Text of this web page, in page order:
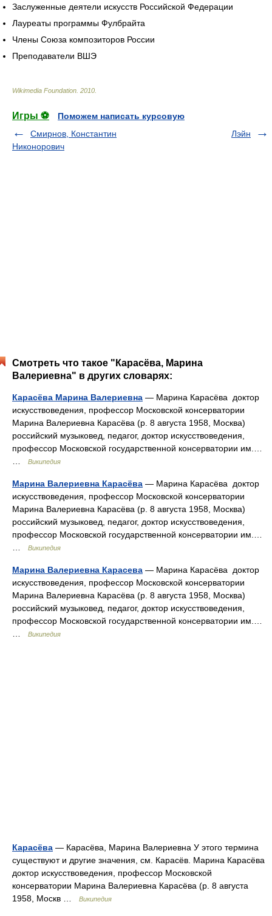
Заслуженные деятели искусств Российской Федерации
Лауреаты программы Фулбрайта
Члены Союза композиторов России
Преподаватели ВШЭ
Wikimedia Foundation 2010
Игры ⚽
Поможем написать курсовую
Смирнов, Константин
Никонорович
Лэйн
Смотреть что такое "Карасёва, Марина
Валериевна" в других словарях:
Карасёва Марина Валериевна — Марина Карасёва доктор
искусствоведения, профессор Московской консерватории
Марина Валериевна Карасёва (р. 8 августа 1958, Москва)
российский музыковед, педагог, доктор искусствоведения,
профессор Московской государственной консерватории им.…
…
Википедия
Марина Валериевна Карасёва — Марина Карасёва доктор
искусствоведения, профессор Московской консерватории
Марина Валериевна Карасёва (р. 8 августа 1958, Москва)
российский музыковед, педагог, доктор искусствоведения,
профессор Московской государственной консерватории им.…
…
Википедия
Марина Валериевна Карасева — Марина Карасёва доктор
искусствоведения, профессор Московской консерватории
Марина Валериевна Карасёва (р. 8 августа 1958, Москва)
российский музыковед, педагог, доктор искусствоведения,
профессор Московской государственной консерватории им.…
…
Википедия
Карасёва — Карасёва, Марина Валериевна У этого термина
существуют и другие значения, см. Карасёв. Марина Карасёва
доктор искусствоведения, профессор Московской
консерватории Марина Валериевна Карасёва (р. 8 августа
1958, Москв …
Википедия